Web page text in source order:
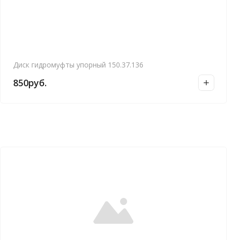
Диск гидромуфты упорный 150.37.136
850руб.